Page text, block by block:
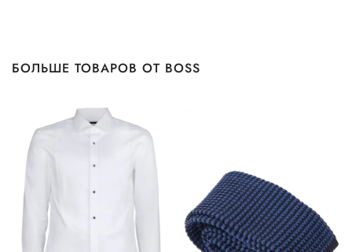
БОЛЬШЕ ТОВАРОВ ОТ BOSS